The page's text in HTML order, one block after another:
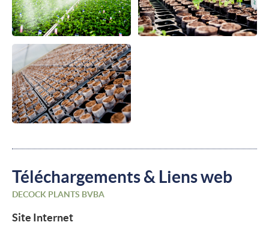
Téléchargements & Liens web
DECOCK PLANTS BVBA
Site Internet